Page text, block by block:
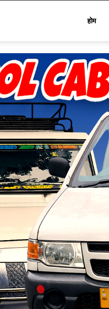
होम